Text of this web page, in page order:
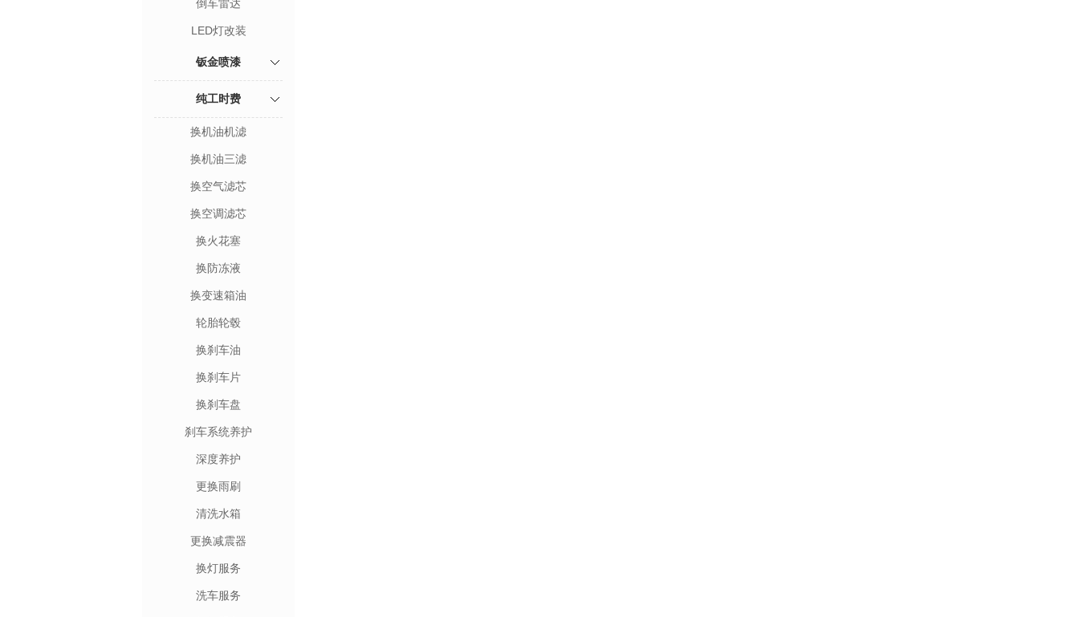
倒车雷达
LED灯改装
钣金喷漆
纯工时费
换机油机滤
换机油三滤
换空气滤芯
换空调滤芯
换火花塞
换防冻液
换变速箱油
轮胎轮毂
换刹车油
换刹车片
换刹车盘
刹车系统养护
深度养护
更换雨刷
清洗水箱
更换减震器
换灯服务
洗车服务